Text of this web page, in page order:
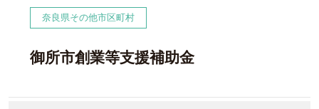
奈良県その他市区町村
御所市創業等支援補助金